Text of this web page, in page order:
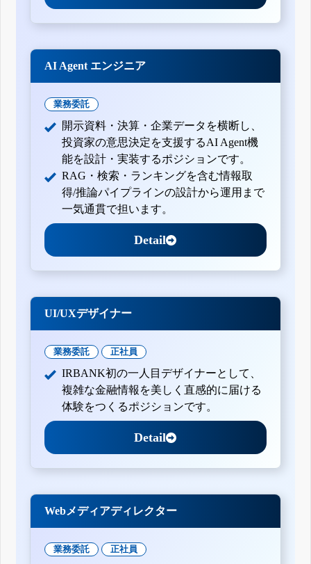
AI Agent エンジニア
業務委託
開示資料・決算・企業データを横断し、
投資家の意思決定を支援するAI Agent機
能を設計・実装するポジションです。
RAG・検索・ランキングを含む情報取
得/推論パイプラインの設計から運用まで
一気通貫で担います。
Detail
UI/UXデザイナー
業務委託 正社員
IRBANK初の一人目デザイナーとして、
複雑な金融情報を美しく直感的に届ける
体験をつくるポジションです。
Detail
Webメディアディレクター
業務委託 正社員